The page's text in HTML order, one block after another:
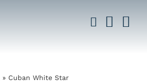
» Cuban White Star